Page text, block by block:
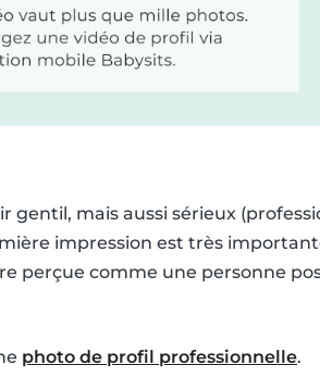
mais aussi sérieux
impression est très
perçue comme une personne
photo de profil professionnelle.